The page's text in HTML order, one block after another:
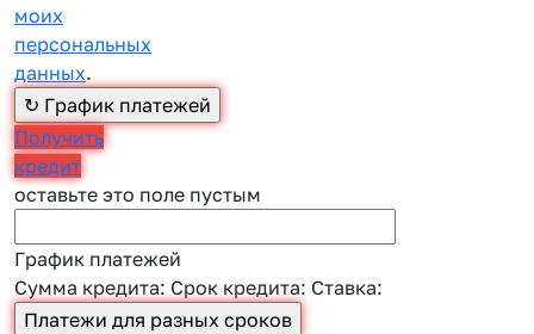
моих
персональных
данных.
Получить
кредит
оставьте это поле пустым
График платежей
Сумма кредита: Срок кредита: Ставка: